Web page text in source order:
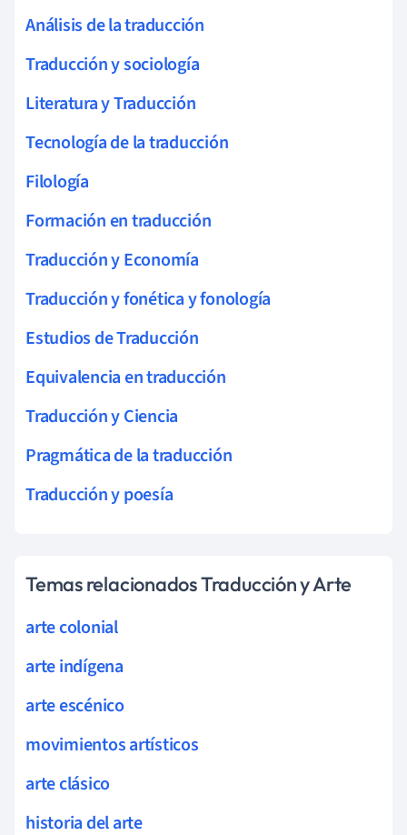
Análisis de la traducción
Traducción y sociología
Literatura y Traducción
Tecnología de la traducción
Filología
Formación en traducción
Traducción y Economía
Traducción y fonética y fonología
Estudios de Traducción
Equivalencia en traducción
Traducción y Ciencia
Pragmática de la traducción
Traducción y poesía
Temas relacionados Traducción y Arte
arte colonial
arte indígena
arte escénico
movimientos artísticos
arte clásico
historia del arte